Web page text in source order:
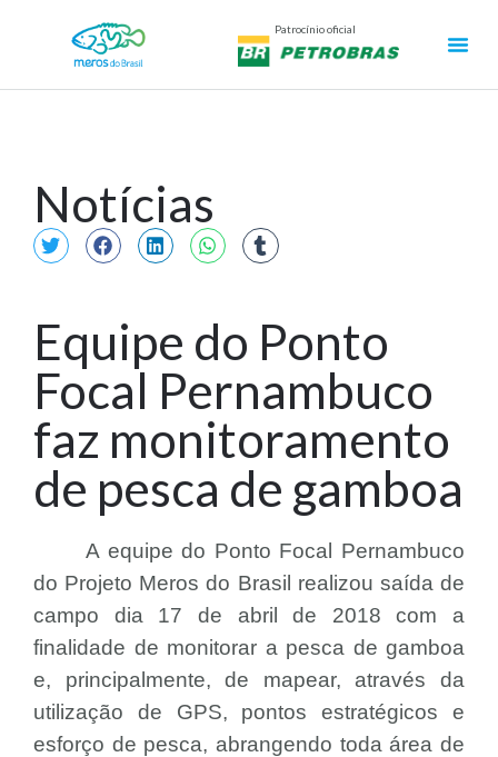
Patrocínio oficial
Notícias
Equipe do Ponto
Focal Pernambuco
faz monitoramento
de pesca de gamboa
A equipe do Ponto Focal Pernambuco
do Projeto Meros do Brasil realizou saída de
campo dia 17 de abril de 2018 com a
finalidade de monitorar a pesca de gamboa
e, principalmente, de mapear, através da
utilização de GPS, pontos estratégicos e
esforço de pesca, abrangendo toda área de